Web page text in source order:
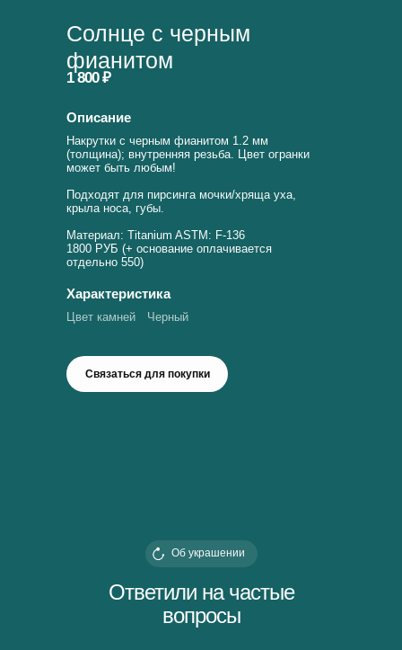
Связаться для покупки
Солнце с черным
фианитом
Описание
Характеристика
Накрутки с черным фианитом 1.2 мм
(толщина); внутренняя резьба. Цвет огранки
может быть любым!
Подходят для пирсинга мочки/хряща уха,
крыла носа, губы.
Материал: Titanium ASTM: F-136
1800 РУБ (+ основание оплачивается
отдельно 550)
Черный
Цвет камней
1 800 ₽
Ответили на частые
вопросы
Об украшении